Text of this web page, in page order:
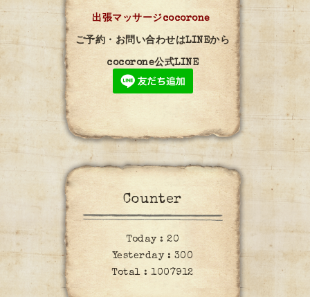
出張マッサージcocorone
ご予約・お問い合わせはLINEから
cocorone公式LINE
Counter
Today : 20
Yesterday : 300
Total :1007912